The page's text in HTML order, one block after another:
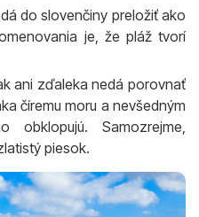
do slovenčiny preložiť ako
je, že pláž tvorí
ani zďaleka nedá porovnať
číremu moru a nevšedným
Samozrejme,
piesok.